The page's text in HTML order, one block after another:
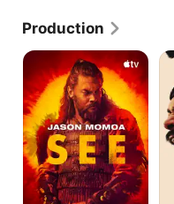
Production
See